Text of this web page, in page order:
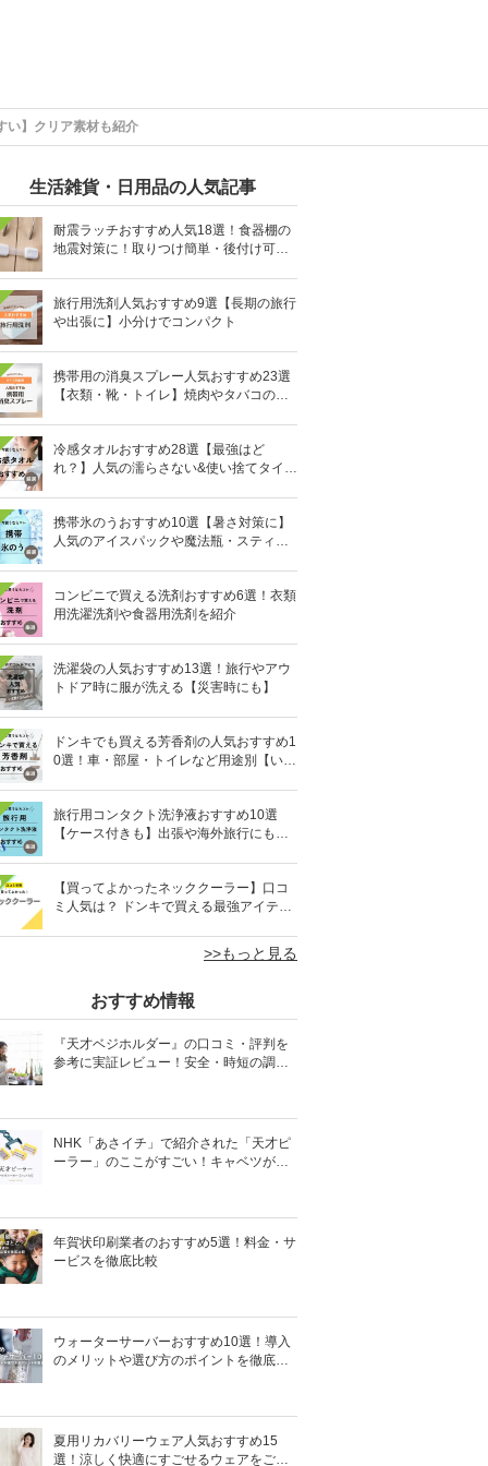
い】クリア素材も紹介
生活雑貨・日用品の人気記事
耐震ラッチおすすめ人気18選！食器棚の
地震対策に！取りつけ簡単・後付け可能
旅行用洗剤人気おすすめ9選【長期の旅行
や出張に】小分けでコンパクト
携帯用の消臭スプレー人気おすすめ23選
【衣類・靴・トイレ】焼肉やタバコのニ
冷感タオルおすすめ28選【最強はど
れ？】人気の濡らさない&使い捨てタイプ
携帯氷のうおすすめ10選【暑さ対策に】
人気のアイスパックや魔法瓶・スティッ
コンビニで買える洗剤おすすめ6選！衣類
用洗濯洗剤や食器用洗剤を紹介
洗濯袋の人気おすすめ13選！旅行やアウ
トドア時に服が洗える【災害時にも】
ドンキでも買える芳香剤の人気おすすめ1
0選！車・部屋・トイレなど用途別【いい
旅行用コンタクト洗浄液おすすめ10選
【ケース付きも】出張や海外旅行にも便
【買ってよかったネッククーラー】口コ
ミ人気は？ ドンキで買える最強アイテム
>>もっと見る
おすすめ情報
『天才ベジホルダー』の口コミ・評判を
参考に実証レビュー！安全・時短の調理
NHK「あさイチ」で紹介された「天才ピ
ーラー」のここがすごい！キャベツがほ
年賀状印刷業者のおすすめ5選！料金・サ
ービスを徹底比較
ウォーターサーバーおすすめ10選！導入
のメリットや選び方のポイントを徹底解
夏用リカバリーウェア人気おすすめ15
選！涼しく快適にすごせるウェアをご紹